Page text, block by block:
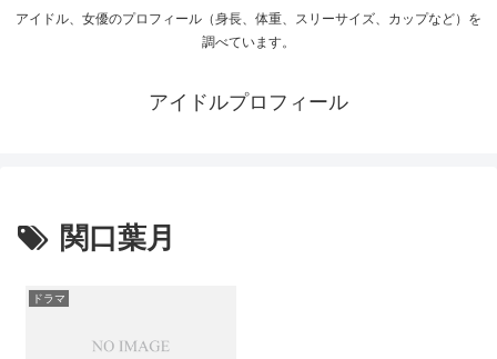
アイドル、女優のプロフィール（身長、体重、スリーサイズ、カップなど）を
調べています。
アイドルプロフィール
関口葉月
ドラマ